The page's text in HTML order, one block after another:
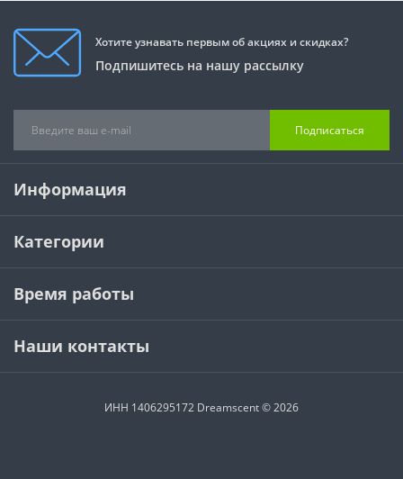
Хотите узнавать первым об акциях и скидках?
Подпишитесь на нашу рассылку
Подписаться
Информация
Категории
Время работы
Наши контакты
ИНН 1406295172 Dreamscent © 2026